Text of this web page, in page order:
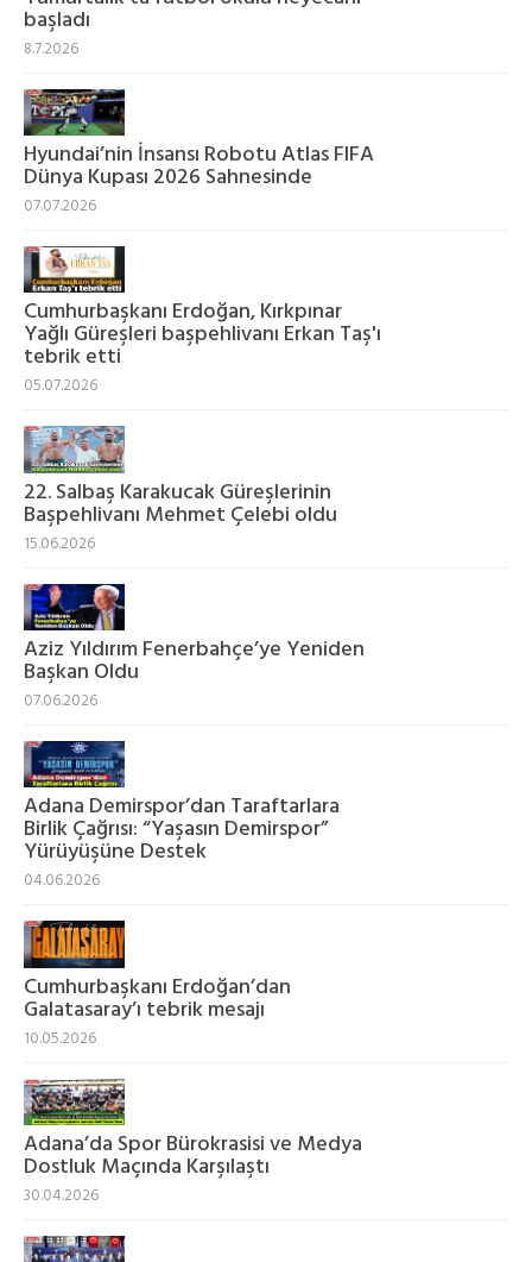
başladı
8.7.2026
Hyundai’nin İnsansı Robotu Atlas FIFA
Dünya Kupası 2026 Sahnesinde
07.07.2026
Cumhurbaşkanı Erdoğan, Kırkpınar
Yağlı Güreşleri başpehlivanı Erkan Taş'ı
tebrik etti
05.07.2026
22. Salbaş Karakucak Güreşlerinin
Başpehlivanı Mehmet Çelebi oldu
15.06.2026
Aziz Yıldırım Fenerbahçe’ye Yeniden
Başkan Oldu
07.06.2026
Adana Demirspor’dan Taraftarlara
Birlik Çağrısı: “Yaşasın Demirspor”
Yürüyüşüne Destek
04.06.2026
Cumhurbaşkanı Erdoğan’dan
Galatasaray’ı tebrik mesajı
10.05.2026
Adana’da Spor Bürokrasisi ve Medya
Dostluk Maçında Karşılaştı
30.04.2026